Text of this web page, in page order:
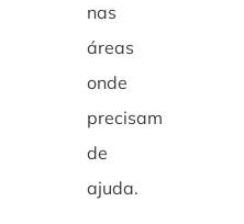
nas
áreas
onde
precisam
de
ajuda.